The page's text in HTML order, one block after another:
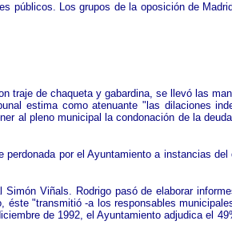
públicos. Los grupos de la oposición de
traje de chaqueta y gabardina, se llevó las
estima como atenuante "las dilaciones
al pleno municipal la condonación de la
por el Ayuntamiento a instancias del
Viñals. Rodrigo pasó de elaborar
éste "transmitió -a los responsables
de 1992, el Ayuntamiento adjudica el